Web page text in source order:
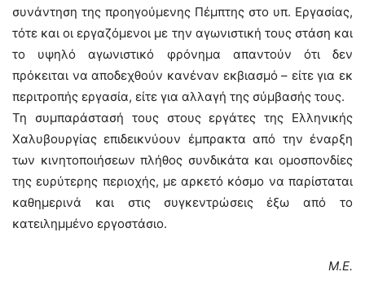
συνάντηση της προηγούμενης Πέμπτης στο υπ. Εργασίας,
τότε και οι εργαζόμενοι με την αγωνιστική τους στάση και
το υψηλό αγωνιστικό φρόνημα απαντούν ότι δεν
πρόκειται να αποδεχθούν κανέναν εκβιασμό – είτε για εκ
περιτροπής εργασία, είτε για αλλαγή της σύμβασής τους.
Τη συμπαράστασή τους στους εργάτες της Ελληνικής
Χαλυβουργίας επιδεικνύουν έμπρακτα από την έναρξη
των κινητοποιήσεων πλήθος συνδικάτα και ομοσπονδίες
της ευρύτερης περιοχής, με αρκετό κόσμο να παρίσταται
καθημερινά και στις συγκεντρώσεις έξω από το
κατειλημμένο εργοστάσιο.
Μ.Ε.